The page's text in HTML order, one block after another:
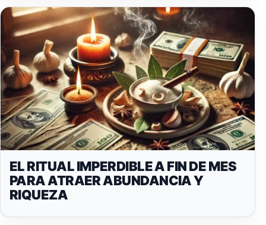
EL RITUAL IMPERDIBLE A FIN DE MES
PARA ATRAER ABUNDANCIA Y
RIQUEZA